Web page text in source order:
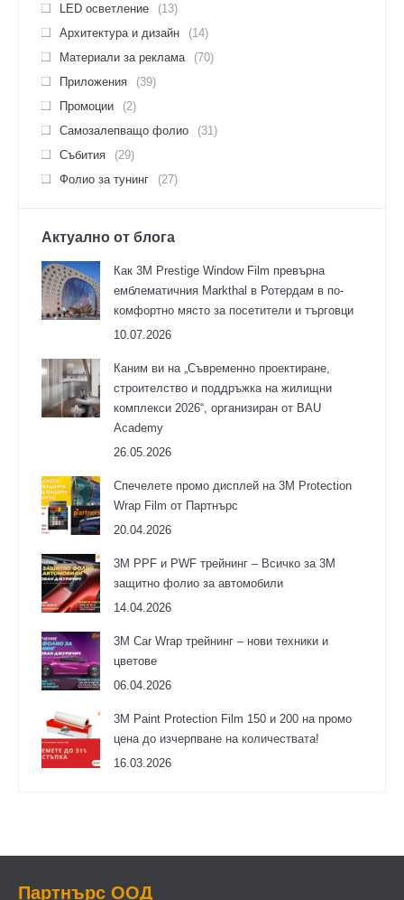
LED осветление
(13)
Архитектура и дизайн
(14)
Материали за реклама
(70)
Приложения
(39)
Промоции
(2)
Самозалепващо фолио
(31)
Събития
(29)
Фолио за тунинг
(27)
Актуално от блога
Как 3M Prestige Window Film превърна
емблематичния Markthal в Ротердам в по-
комфортно място за посетители и търговци
10.07.2026
Каним ви на „Съвременно проектиране,
строителство и поддръжка на жилищни
комплекси 2026“, организиран от BAU
Academy
26.05.2026
Спечелете промо дисплей на 3M Protection
Wrap Film от Партнърс
20.04.2026
3M PPF и PWF трейнинг – Всичко за 3М
защитно фолио за автомобили
14.04.2026
3M Car Wrap трейнинг – нови техники и
цветове
06.04.2026
3М Paint Protection Film 150 и 200 на промо
цена до изчерпване на количествата!
16.03.2026
Партнърс ООД